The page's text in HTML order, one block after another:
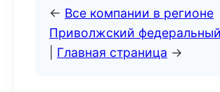
← Все компании в регионе
Приволжский
Главная страница →